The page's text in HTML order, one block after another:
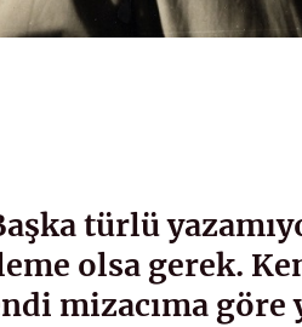
türlü
olsa gerek.
mizacıma